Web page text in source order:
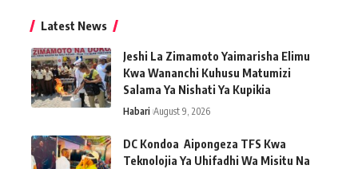
Latest News
Jeshi La Zimamoto Yaimarisha Elimu
Kwa Wananchi Kuhusu Matumizi
Salama Ya Nishati Ya Kupikia
Habari August 9, 2026
DC Kondoa Aipongeza TFS Kwa
Teknolojia Ya Uhifadhi Wa Misitu Na